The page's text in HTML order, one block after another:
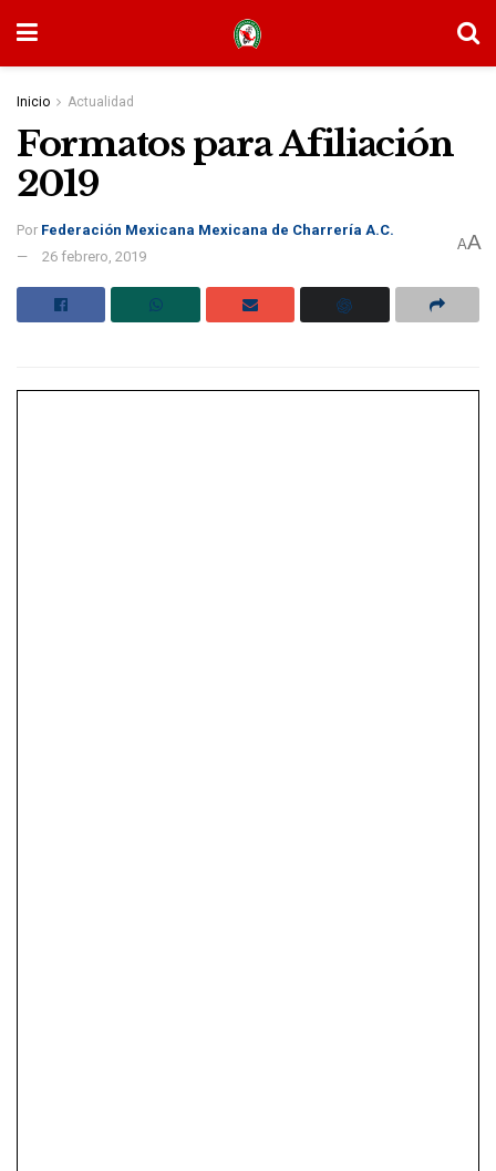
Inicio Actualidad
Formatos para Afiliación
2019
Por Federación Mexicana Mexicana de Charrería A.C.
26 febrero, 2019
AA